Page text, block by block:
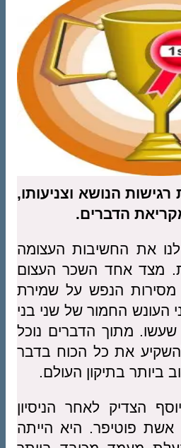
הנושא וצניעותו,
הדברים.
את החשיבות העצומה
מצד אחד השכר העצום
מסירות הנפש על שמירת
החמור של שני בני
מתוך הדברים נוכל
את כל הכוח בדבר
בתיקון העולם.
הצדיק לאחר הניסיון
פוטיפר. היא הייתה